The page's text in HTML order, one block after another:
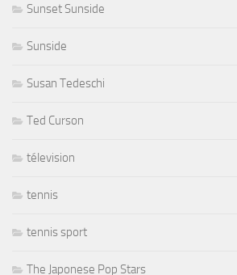
Sunset Sunside
Sunside
Susan Tedeschi
Ted Curson
télevision
tennis
tennis sport
The Japonese Pop Stars